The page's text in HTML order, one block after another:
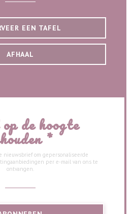
EEN TAFEL
AFHAAL
de hoogte
*
nieuwsbrief om gepersonaliseerde
per e-mail van ons te
ontvangen.